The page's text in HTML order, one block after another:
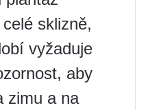
sklizně,
vyžaduje
aby
zimu a na